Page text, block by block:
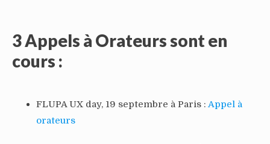
3 Appels à Orateurs sont en
cours :
FLUPA UX day, 19 septembre à Paris : Appel à
orateurs